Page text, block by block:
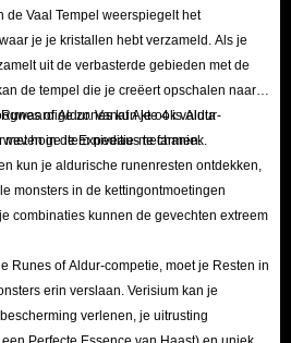
kopen. Als u POE 2-items nodig heeft,
krijgt. Wij heten u altijd welkom!
de Vaal Tempel weerspiegelt het
je je kristallen hebt verzameld. Als je
uit de verbasterde gebieden met de
de tempel die je creëert opschalen naar
zones kun je ook valuta
hoge item niveaus te farmen.
of Aldur. Vanaf Akte 4 is Aldur-
in de Expeditie-mechaniek.
kun je aldurische runenresten ontdekken,
monsters in de kettingontmoetingen
combinaties kunnen de gevechten extreem
Runes of Aldur-competie, moet je Resten in
erin verslaan. Verisium kan je
verlenen, je uitrusting